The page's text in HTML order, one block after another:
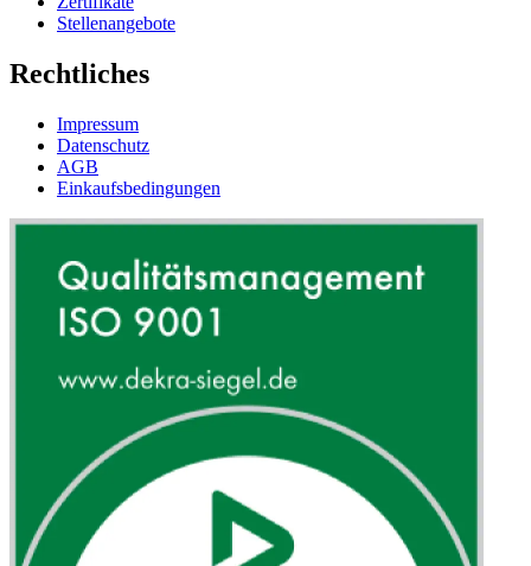
Stellenangebote
Rechtliches
Impressum
Datenschutz
AGB
Einkaufsbedingungen